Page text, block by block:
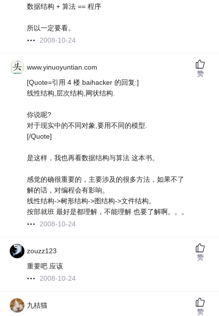
数据结构 + 算法 == 程序
所以一定要看。
2008-10-24
www.yinuoyuntian.com
[Quote=引用 4 楼 baihacker 的回复:]
线性结构,层次结构,网状结构.
你说呢?
对于现实中的不同对象,要用不同的模型.
[/Quote]
是这样，我也再看数据结构与算法 这本书。
感觉的确很重要的，主要涉及的很多方法，如果不了
解的话，对编程会有影响。
线性结构->树形结构->图结构->文件结构。
按部就班 最好是都理解，不能理解 也要了解啊。。。
2008-10-24
赞
zouzz123
重要吧 应该
2008-10-24
赞
九桔猫
赞